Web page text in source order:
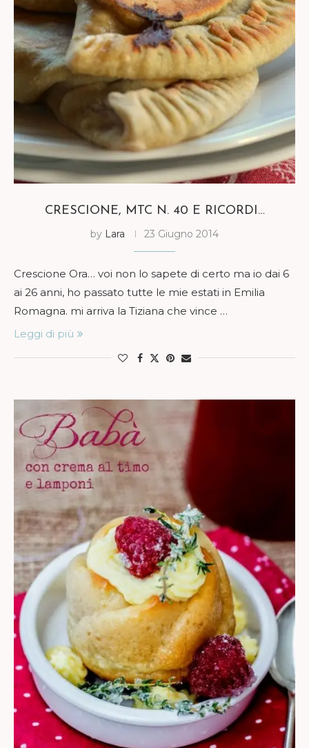
CRESCIONE, MTC N. 40 E RICORDI…
by Lara 23 Giugno 2014
Crescione Ora… voi non lo sapete di certo ma io dai 6
ai 26 anni, ho passato tutte le mie estati in Emilia
Romagna. mi arriva la Tiziana che vince …
Leggi di più